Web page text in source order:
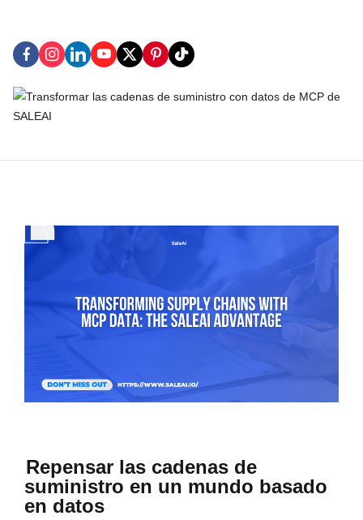
Repensar las cadenas de
suministro en un mundo basado
en datos